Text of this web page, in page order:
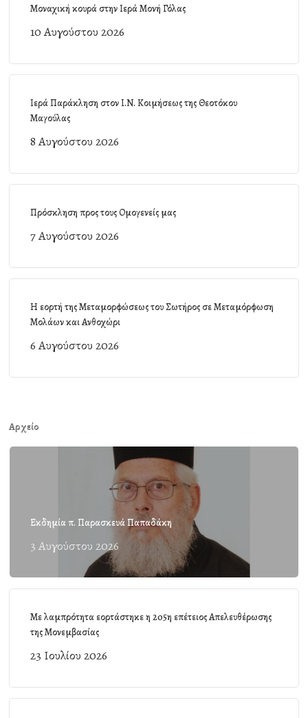
Μοναχική κουρά στην Ιερά Μονή Γόλας
10 Αυγούστου 2026
Ιερά Παράκληση στον Ι.Ν. Κοιμήσεως της Θεοτόκου
Μαγούλας
8 Αυγούστου 2026
Πρόσκληση προς τους Ομογενείς μας
7 Αυγούστου 2026
Η εορτή της Μεταμορφώσεως του Σωτήρος σε Μεταμόρφωση
Μολάων και Ανθοχώρι
6 Αυγούστου 2026
Αρχείο
Εκδημία π. Παρασκευά Παπαδάκη
3 Αυγούστου 2026
Με λαμπρότητα εορτάστηκε η 205η επέτειος Απελευθέρωσης
της Μονεμβασίας
23 Ιουλίου 2026